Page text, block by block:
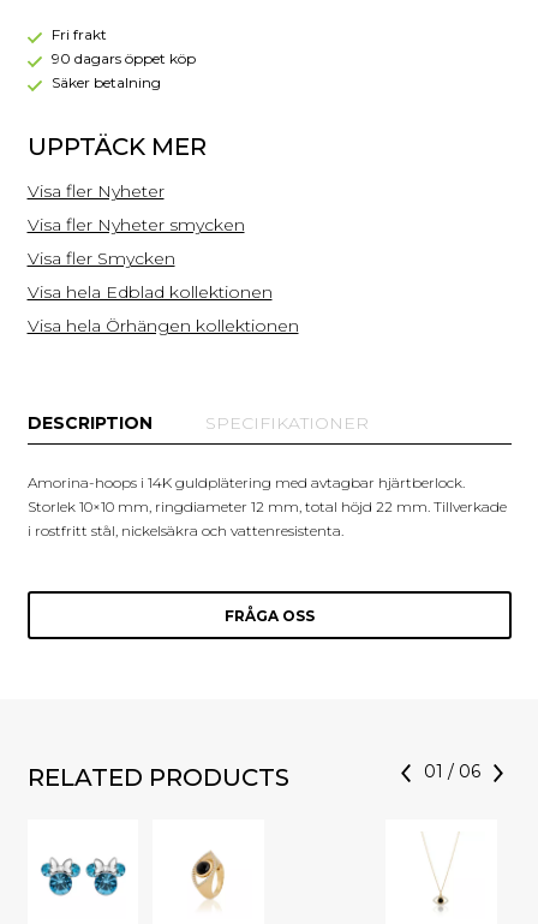
Fri frakt
90 dagars öppet köp
Säker betalning
UPPTÄCK MER
Visa fler Nyheter
Visa fler Nyheter smycken
Visa fler Smycken
Visa hela Edblad kollektionen
Visa hela Örhängen kollektionen
DESCRIPTION SPECIFIKATIONER
Amorina-hoops i 14K guldplätering med avtagbar hjärtberlock.
Storlek 10×10 mm, ringdiameter 12 mm, total höjd 22 mm. Tillverkade
i rostfritt stål, nickelsäkra och vattenresistenta.
FRÅGA OSS
RELATED PRODUCTS 01 / 06